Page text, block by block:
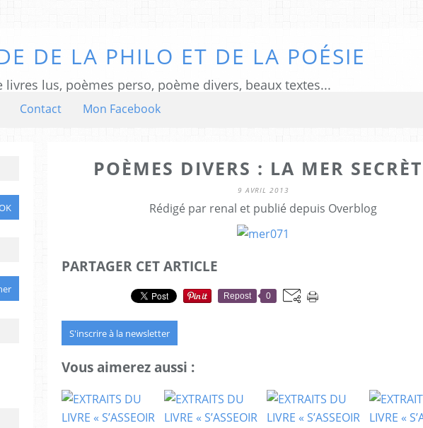
DE LA PHILO ET DE LA POÉSIE
livres lus, poèmes perso, poème divers, beaux textes...
Contact Mon Facebook
POÈMES DIVERS : LA MER
9 AVRIL 2013
Rédigé par renal et publié depuis Overblog
PARTAGER CET ARTICLE
Repost 0
S'inscrire à la newsletter
Vous aimerez aussi :